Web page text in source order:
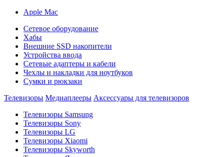
Apple Mac
Сетевое оборудование
Хабы
Внешние SSD накопители
Устройства ввода
Сетевые адаптеры и кабели
Чехлы и накладки для ноутбуков
Сумки и рюкзаки
Телевизоры Медиаплееры Аксессуары для телевизоров
Телевизоры Samsung
Телевизоры Sony
Телевизоры LG
Телевизоры Xiaomi
Телевизоры Skyworth